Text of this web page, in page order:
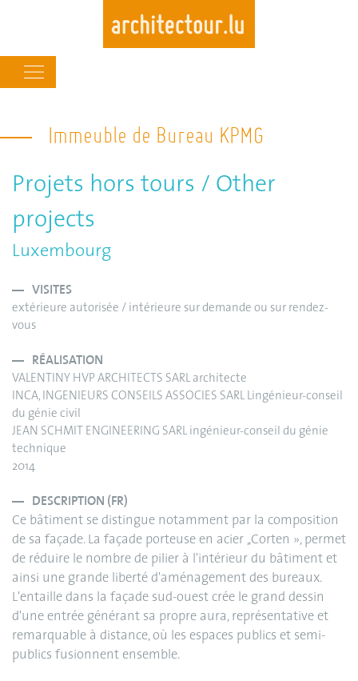
main
navigation
Immeuble de Bureau KPMG
Projets hors tours / Other
projects
Luxembourg
VISITES
extérieure autorisée / intérieure sur demande ou sur rendez-
vous
RÉALISATION
VALENTINY HVP ARCHITECTS SARL architecte
INCA, INGENIEURS CONSEILS ASSOCIES SARL Lingénieur-conseil
du génie civil
JEAN SCHMIT ENGINEERING SARL ingénieur-conseil du génie
technique
2014
DESCRIPTION (FR)
Ce bâtiment se distingue notamment par la composition
de sa façade. La façade porteuse en acier ,,Corten », permet
de réduire le nombre de pilier à l'intérieur du bâtiment et
ainsi une grande liberté d'aménagement des bureaux.
L'entaille dans la façade sud-ouest crée le grand dessin
d'une entrée générant sa propre aura, représentative et
remarquable à distance, où les espaces publics et semi-
publics fusionnent ensemble.